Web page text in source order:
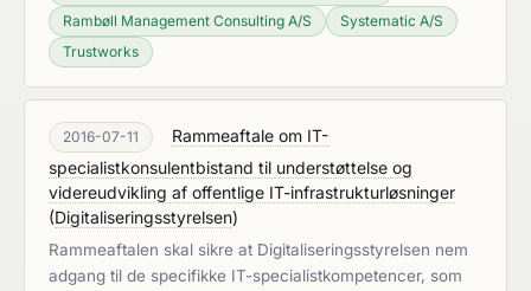
Rambøll Management Consulting A/S
Systematic A/S
Trustworks
2016-07-11
Rammeaftale om IT-
specialistkonsulentbistand til understøttelse og
videreudvikling af offentlige IT-infrastrukturløsninger
(Digitaliseringsstyrelsen)
Rammeaftalen skal sikre at Digitaliseringsstyrelsen nem
adgang til de specifikke IT-specialistkompetencer, som